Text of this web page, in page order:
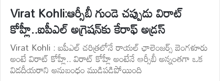
Virat Kohli:ఆర్సీబీ గుండె చప్పుడు విరాట్
కోహ్లీ..ఐపీఎల్ అగ్రెషన్‌కు కేరాఫ్ అడ్రస్
Virat Kohli : ఐపీఎల్ చరిత్రలోనే రాయల్ ఛాలెంజర్స్ బెంగళూరు
అంటే విరాట్ కోహ్లీ.. విరాట్ కోహ్లీ అంటేనే ఆర్సీబీ అన్నంతగా ఒక
విడదీయరాని అనుబంధం ముడిపడిపోయింది